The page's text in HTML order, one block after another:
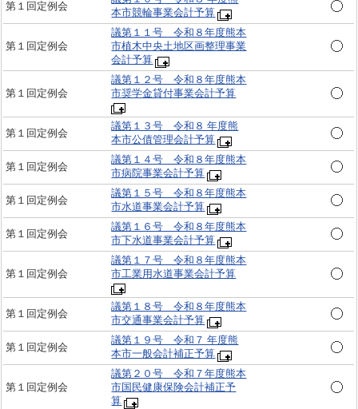
第１回定例会
本市競輪事業会計予算
第１回定例会
議第１１号 令和８年度熊本
市植木中央土地区画整理事業
会計予算
第１回定例会
議第１２号 令和８年度熊本
市奨学金貸付事業会計予算
第１回定例会
議第１３号 令和８ 年度熊
本市公債管理会計予算
第１回定例会
議第１４号 令和８年度熊本
市病院事業会計予算
第１回定例会
議第１５号 令和８年度熊本
市水道事業会計予算
第１回定例会
議第１６号 令和８年度熊本
市下水道事業会計予算
第１回定例会
議第１７号 令和８年度熊本
市工業用水道事業会計予算
第１回定例会
議第１８号 令和８年度熊本
市交通事業会計予算
第１回定例会
議第１９号 令和７ 年度熊
本市一般会計補正予算
第１回定例会
議第２０号 令和７年度熊本
市国民健康保険会計補正予
算